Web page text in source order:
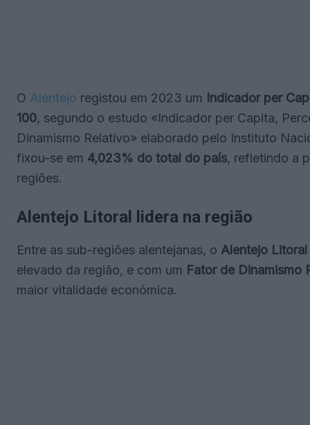
O Alentejo registou em 2023 um Indicador per
100, segundo o estudo «Indicador per Capita,
Dinamismo Relativo» elaborado pelo Instituto
fixou-se em 4,023% do total do país, refletindo a
regiões.
Alentejo Litoral lidera na região
Entre as sub-regiões alentejanas, o Alentejo Litoral
elevado da região, e com um Fator de Dinamismo
maior vitalidade económica.